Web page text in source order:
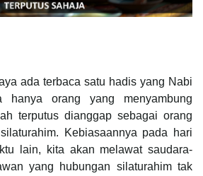
ada terbaca satu hadis yang Nabi
hanya orang yang menyambung
terputus dianggap sebagai orang
Kebiasaannya pada hari
lain, kita akan melawat saudara-
yang hubungan silaturahim tak